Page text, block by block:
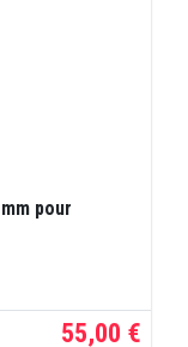
pour
55,00 €